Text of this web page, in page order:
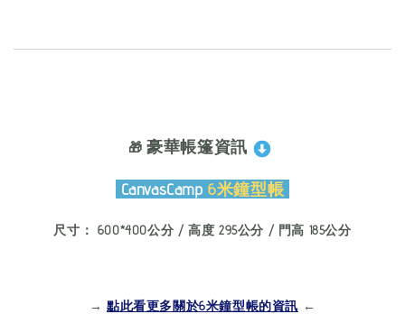
🎁豪華帳篷資訊
CanvasCamp 6米鐘型帳
尺寸： 600*400公分 / 高度 295公分 / 門高 185公分
→ 點此看更多關於6米鐘型帳的資訊 ←